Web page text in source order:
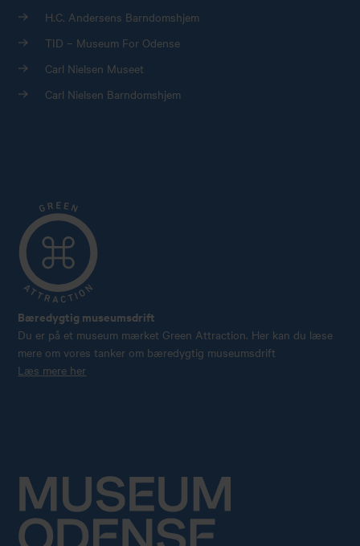
H.C. Andersens Barndomshjem
TID – Museum For Odense
Carl Nielsen Museet
Carl Nielsen Barndomshjem
Bæredygtig museumsdrift
Du er på et museum mærket Green Attraction. Her kan du læse
mere om vores tanker om bæredygtig museumsdrift
Læs mere her